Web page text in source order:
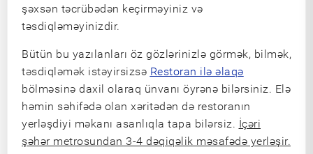
şəxsən təcrübədən keçirməyiniz və
təsdiqləməyinizdir.
Bütün bu yazılanları öz gözlərinizlə görmək, bilmək,
təsdiqləmək istəyirsizsə Restoran ilə əlaqə
bölməsinə daxil olaraq ünvanı öyrənə bilərsiniz. Elə
həmin səhifədə olan xəritədən də restoranın
yerləşdiyi məkanı asanlıqla tapa bilərsiz. İçəri
şəhər metrosundan 3-4 dəqiqəlik məsafədə yerləşir.